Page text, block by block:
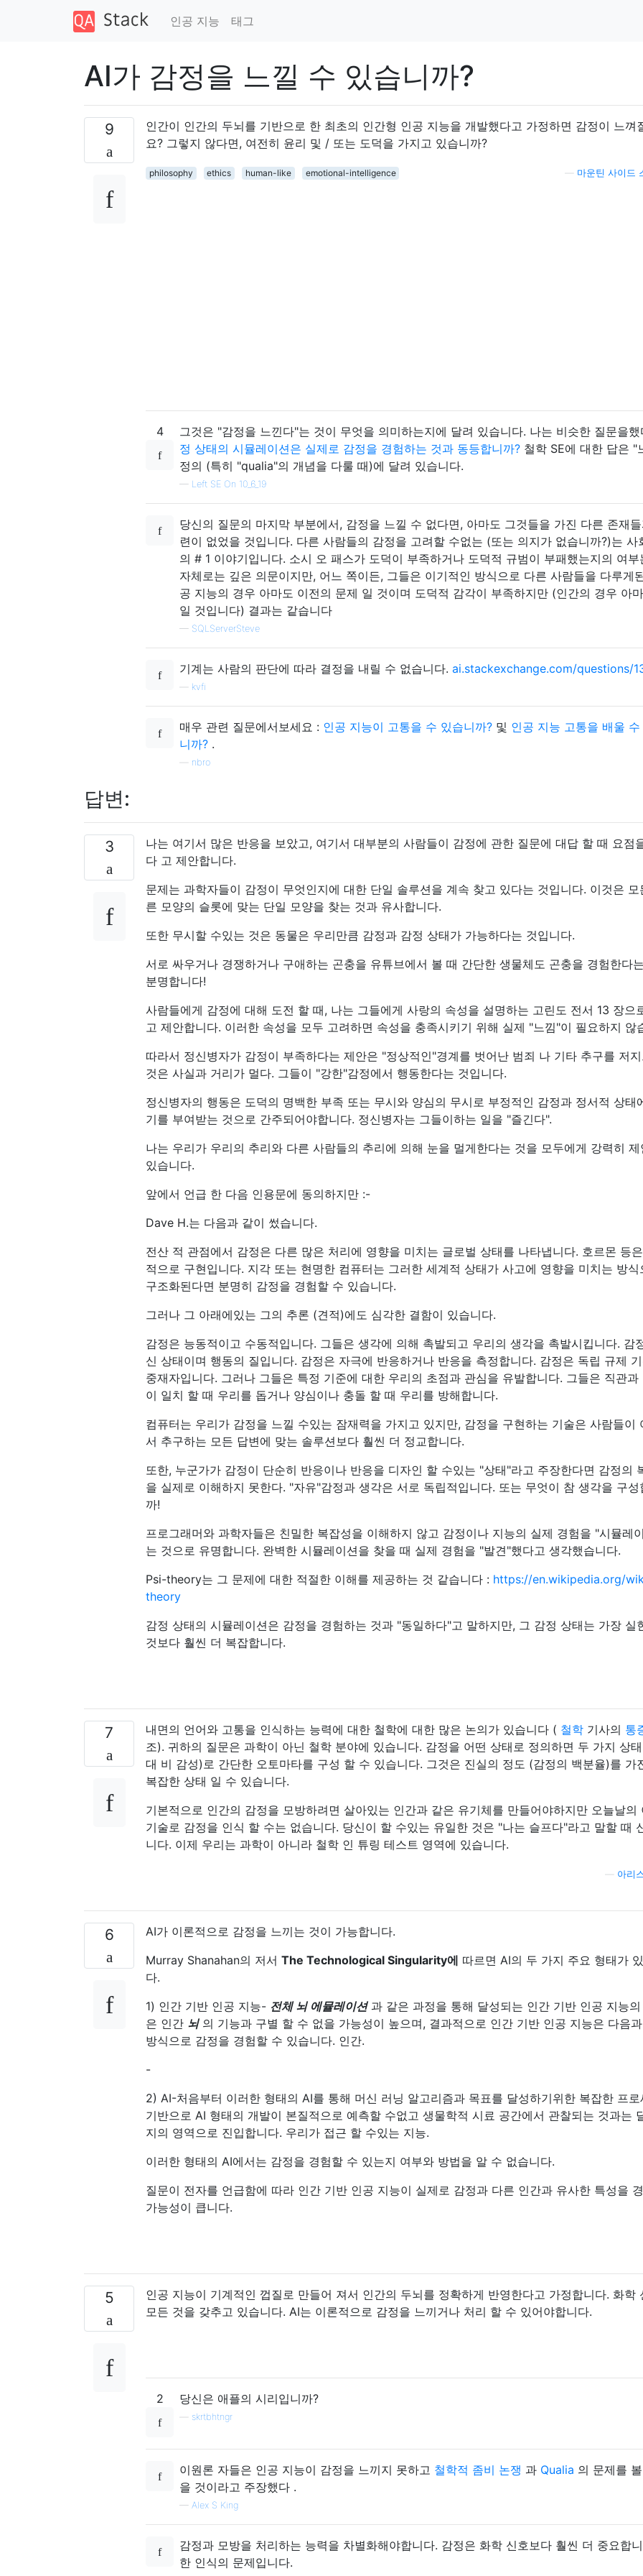
인공 지능 태그
AI가 감정을 느낄 수 있습니까?
9
인간이 인간의 두뇌를 기반으로 한 최초의 인간형 인공 지능을 개발했다고 가정하면 감정이 느껴
요? 그렇지 않다면, 여전히 윤리 및 / 또는 도덕을 가지고 있습니까?
philosophy ethics human-like emotional-intelligence
마운틴 사이드
4 그것은 "감정을 느낀다"는 것이 무엇을 의미하는지에 달려 있습니다. 나는 비슷한 질문을했
정 상태의 시뮬레이션은 실제로 감정을 경험하는 것과 동등합니까? 철학 SE에 대한 답은 "
정의 (특히 "qualia"의 개념을 다룰 때)에 달려 있습니다.
— Left SE On 10_6_19
당신의 질문의 마지막 부분에서, 감정을 느낄 수 없다면, 아마도 그것들을 가진 다른 존재
련이 없었을 것입니다. 다른 사람들의 감정을 고려할 수없는 (또는 의지가 없습니까?)는 사
의 # 1 이야기입니다. 소시 오 패스가 도덕이 부족하거나 도덕적 규범이 부패했는지의 여부
자체로는 깊은 의문이지만, 어느 쪽이든, 그들은 이기적인 방식으로 다른 사람들을 다루게
공 지능의 경우 아마도 이전의 문제 일 것이며 도덕적 감각이 부족하지만 (인간의 경우 아
일 것입니다) 결과는 같습니다
— SQLServerSteve
기계는 사람의 판단에 따라 결정을 내릴 수 없습니다. ai.stackexchange.com/questions/
kvfi
매우 관련 질문에서보세요 : 인공 지능이 고통을 수 있습니까? 및 인공 지능 고통을 배울 수
니까? .
nbro
답변:
3
나는 여기서 많은 반응을 보았고, 여기서 대부분의 사람들이 감정에 관한 질문에 대답 할 때 요점
다 고 제안합니다.
문제는 과학자들이 감정이 무엇인지에 대한 단일 솔루션을 계속 찾고 있다는 것입니다. 이것은 모
른 모양의 슬롯에 맞는 단일 모양을 찾는 것과 유사합니다.
또한 무시할 수있는 것은 동물은 우리만큼 감정과 감정 상태가 가능하다는 것입니다.
서로 싸우거나 경쟁하거나 구애하는 곤충을 유튜브에서 볼 때 간단한 생물체도 곤충을 경험한다
분명합니다!
사람들에게 감정에 대해 도전 할 때, 나는 그들에게 사랑의 속성을 설명하는 고린도 전서 13 장으
고 제안합니다. 이러한 속성을 모두 고려하면 속성을 충족시키기 위해 실제 "느낌"이 필요하지 않
따라서 정신병자가 감정이 부족하다는 제안은 "정상적인"경계를 벗어난 범죄 나 기타 추구를 저
것은 사실과 거리가 멀다. 그들이 "강한"감정에서 행동한다는 것입니다.
정신병자의 행동은 도덕의 명백한 부족 또는 무시와 양심의 무시로 부정적인 감정과 정서적 상태
기를 부여받는 것으로 간주되어야합니다. 정신병자는 그들이하는 일을 "즐긴다".
나는 우리가 우리의 추리와 다른 사람들의 추리에 의해 눈을 멀게한다는 것을 모두에게 강력히 제
있습니다.
앞에서 언급 한 다음 인용문에 동의하지만 :-
Dave H.는 다음과 같이 썼습니다.
전산 적 관점에서 감정은 다른 많은 처리에 영향을 미치는 글로벌 상태를 나타냅니다. 호르몬 등
적으로 구현입니다. 지각 또는 현명한 컴퓨터는 그러한 세계적 상태가 사고에 영향을 미치는 방식
구조화된다면 분명히 감정을 경험할 수 있습니다.
그러나 그 아래에있는 그의 추론 (견적)에도 심각한 결함이 있습니다.
감정은 능동적이고 수동적입니다. 그들은 생각에 의해 촉발되고 우리의 생각을 촉발시킵니다. 감
신 상태이며 행동의 질입니다. 감정은 자극에 반응하거나 반응을 측정합니다. 감정은 독립 규제
중재자입니다. 그러나 그들은 특정 기준에 대한 우리의 초점과 관심을 유발합니다. 그들은 직관과
이 일치 할 때 우리를 돕거나 양심이나 충돌 할 때 우리를 방해합니다.
컴퓨터는 우리가 감정을 느낄 수있는 잠재력을 가지고 있지만, 감정을 구현하는 기술은 사람들이
서 추구하는 모든 답변에 맞는 솔루션보다 훨씬 더 정교합니다.
또한, 누군가가 감정이 단순히 반응이나 반응을 디자인 할 수있는 "상태"라고 주장한다면 감정의
을 실제로 이해하지 못한다. "자유"감정과 생각은 서로 독립적입니다. 또는 무엇이 참 생각을 구성
까!
프로그래머와 과학자들은 친밀한 복잡성을 이해하지 않고 감정이나 지능의 실제 경험을 "시뮬레
는 것으로 유명합니다. 완벽한 시뮬레이션을 찾을 때 실제 경험을 "발견"했다고 생각했습니다.
Psi-theory는 그 문제에 대한 적절한 이해를 제공하는 것 같습니다 : https://en.wikipedia.org/
theory
감정 상태의 시뮬레이션은 감정을 경험하는 것과 "동일하다"고 말하지만, 그 감정 상태는 가장 실
것보다 훨씬 더 복잡합니다.
7 내면의 언어와 고통을 인식하는 능력에 대한 철학에 대한 많은 논의가 있습니다 ( 철학 기사의 통
조). 귀하의 질문은 과학이 아닌 철학 분야에 있습니다. 감정을 어떤 상태로 정의하면 두 가지 상
대 비 감성)로 간단한 오토마타를 구성 할 수 있습니다. 그것은 진실의 정도 (감정의 백분율)를 가
복잡한 상태 일 수 있습니다.
기본적으로 인간의 감정을 모방하려면 살아있는 인간과 같은 유기체를 만들어야하지만 오늘날의
기술로 감정을 인식 할 수는 없습니다. 당신이 할 수있는 유일한 것은 "나는 슬프다"라고 말할 때
니다. 이제 우리는 과학이 아니라 철학 인 튜링 테스트 영역에 있습니다.
아리
6
AI가 이론적으로 감정을 느끼는 것이 가능합니다.
Murray Shanahan의 저서 The Technological Singularity에 따르면 AI의 두 가지 주요 형태가
다.
1) 인간 기반 인공 지능- 전체 뇌 에뮬레이션과 같은 과정을 통해 달성되는 인간 기반 인공 지능의
은 인간 뇌의 기능과 구별 할 수 없을 가능성이 높으며, 결과적으로 인간 기반 인공 지능은 다음
방식으로 감정을 경험할 수 있습니다. 인간.
-
2) AI-처음부터 이러한 형태의 AI를 통해 머신 러닝 알고리즘과 목표를 달성하기위한 복잡한 프로
기반으로 AI 형태의 개발이 본질적으로 예측할 수없고 생물학적 시료 공간에서 관찰되는 것과는
지의 영역으로 진입합니다. 우리가 접근 할 수있는 지능.
이러한 형태의 AI에서는 감정을 경험할 수 있는지 여부와 방법을 알 수 없습니다.
질문이 전자를 언급함에 따라 인간 기반 인공 지능이 실제로 감정과 다른 인간과 유사한 특성을
가능성이 큽니다.
5
인공 지능이 기계적인 껍질로 만들어 져서 인간의 두뇌를 정확하게 반영한다고 가정합니다. 화학
모든 것을 갖추고 있습니다. AI는 이론적으로 감정을 느끼거나 처리 할 수 ​​있어야합니다.
2 당신은 애플의 시리입니까?
skrtbhtngr
이원론 자들은 인공 지능이 감정을 느끼지 못하고 철학적 좀비 논쟁 과 Qualia 의 문제를
을 것이라고 주장했다 .
— Alex S King
감정과 모방을 처리하는 능력을 차별화해야합니다. 감정은 화학 신호보다 훨씬 더 중요합
한 인식의 문제입니다.